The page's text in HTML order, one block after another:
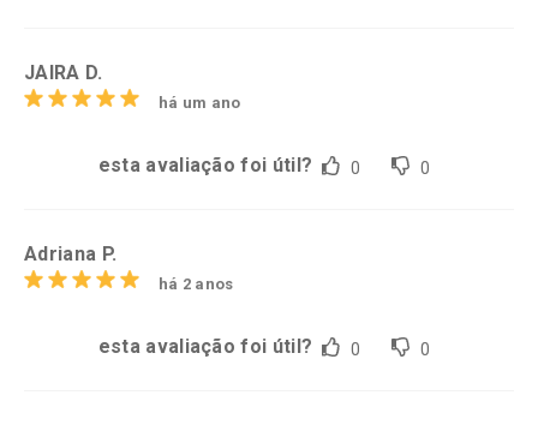
JAIRA D.
há um ano
esta avaliação foi útil? 0 0
Adriana P.
há 2 anos
esta avaliação foi útil? 0 0